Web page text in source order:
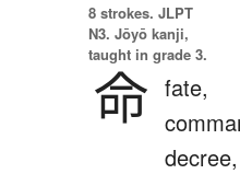
8 strokes. JLPT
N3. Jōyō kanji,
taught in grade 3.
命 fate,
decree,